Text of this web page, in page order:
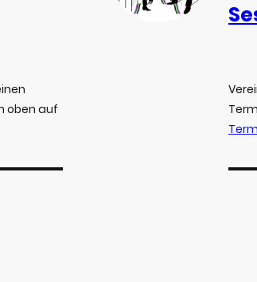
oben auf